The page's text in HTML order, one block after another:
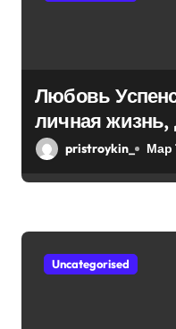
Любовь
личная жизнь,
pristroykin_ Мар
Uncategorised